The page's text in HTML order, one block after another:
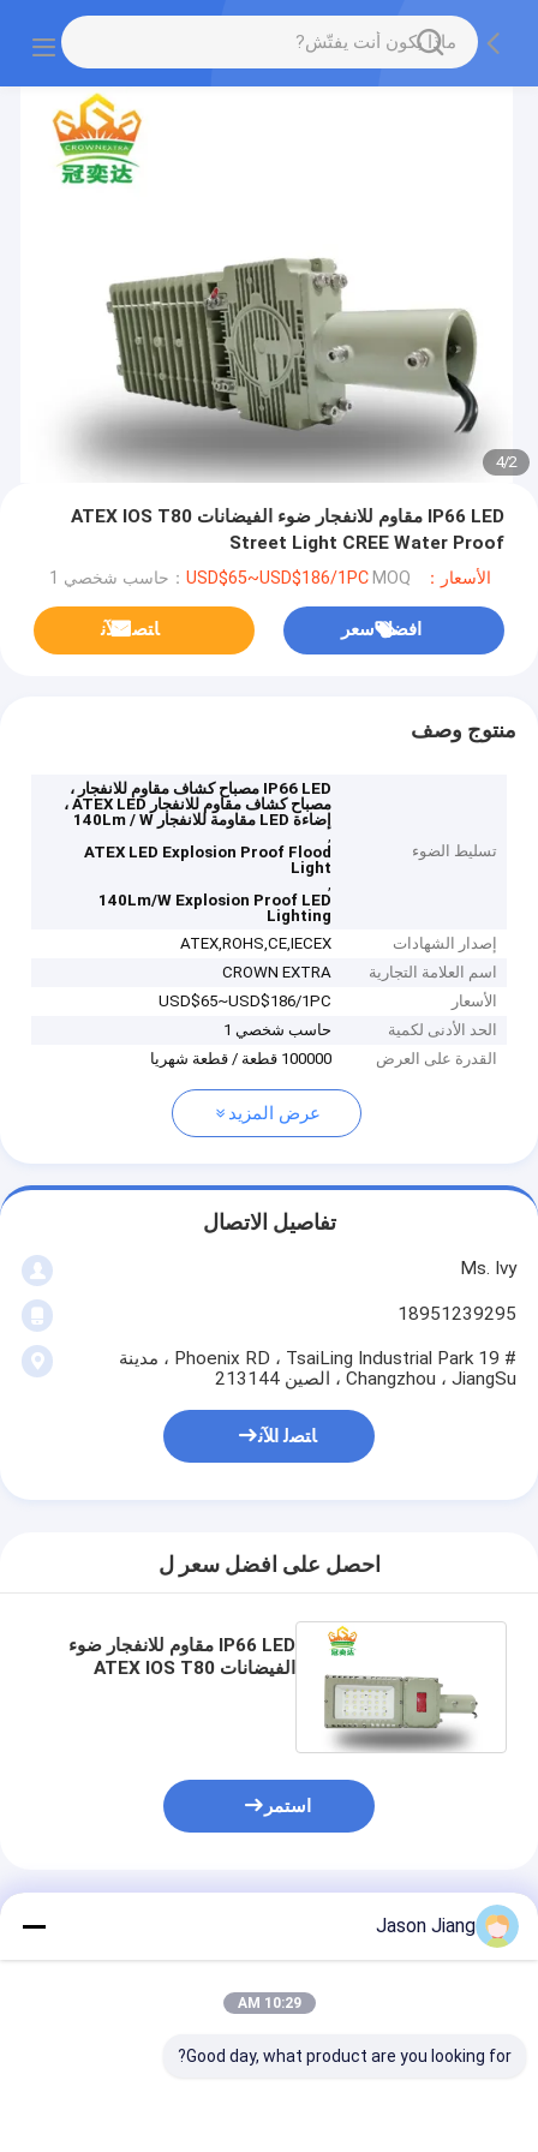
2
/
4
IP66 LED مقاوم للانفجار ضوء الفيضانات ATEX IOS T80
Street Light CREE Water Proof
الأسعار：USD$65~USD$186/1PC MOQ：حاسب شخصي 1
افضل سعر ﺎﺘﺼﻟ ﺍﻶﻧ
منتوج وصف
تسليط الضوء
IP66 LED مصباح كشاف مقاوم للانفجار ،
مصباح كشاف مقاوم للانفجار ATEX LED ،
إضاءة LED مقاومة للانفجار 140Lm / W
,
ATEX LED Explosion Proof Flood
Light
,
140Lm/W Explosion Proof LED
Lighting
إصدار الشهادات
ATEX,ROHS,CE,IECEX
اسم العلامة التجارية
CROWN EXTRA
الأسعار
USD$65~USD$186/1PC
الحد الأدنى لكمية
حاسب شخصي 1
القدرة على العرض
100000 قطعة / قطعة شهريا
عرض المزيد
تفاصيل الاتصال
Ms. Ivy
18951239295
# 19 Phoenix RD ، TsaiLing Industrial Park ، مدينة
Changzhou ، JiangSu ، الصين 213144
ﺎﺘﺼﻟ ﺍﻶﻧ
احصل على افضل سعر ل
IP66 LED مقاوم للانفجار ضوء
الفيضانات ATEX IOS T80
استمر
المنتجات الموصى بها
Jason Jiang
10:29 AM
Good day, what product are you looking for?